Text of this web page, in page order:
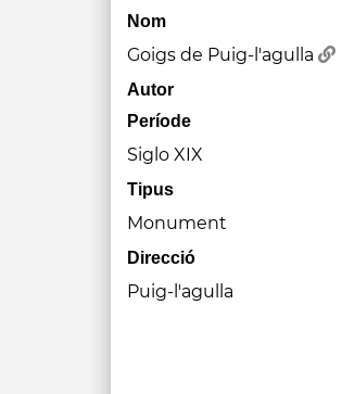
Nom
Goigs de Puig-l'agulla
Autor
Període
Siglo XIX
Tipus
Monument
Direcció
Puig-l'agulla